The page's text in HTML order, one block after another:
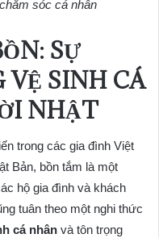
sóc cá nhân
SỰ
SINH CÁ
NHẬT
trong các gia đình Việt
Bản, bồn tắm là một
hộ gia đình và khách
tuân theo một nghi thức
cá nhân và tôn trọng